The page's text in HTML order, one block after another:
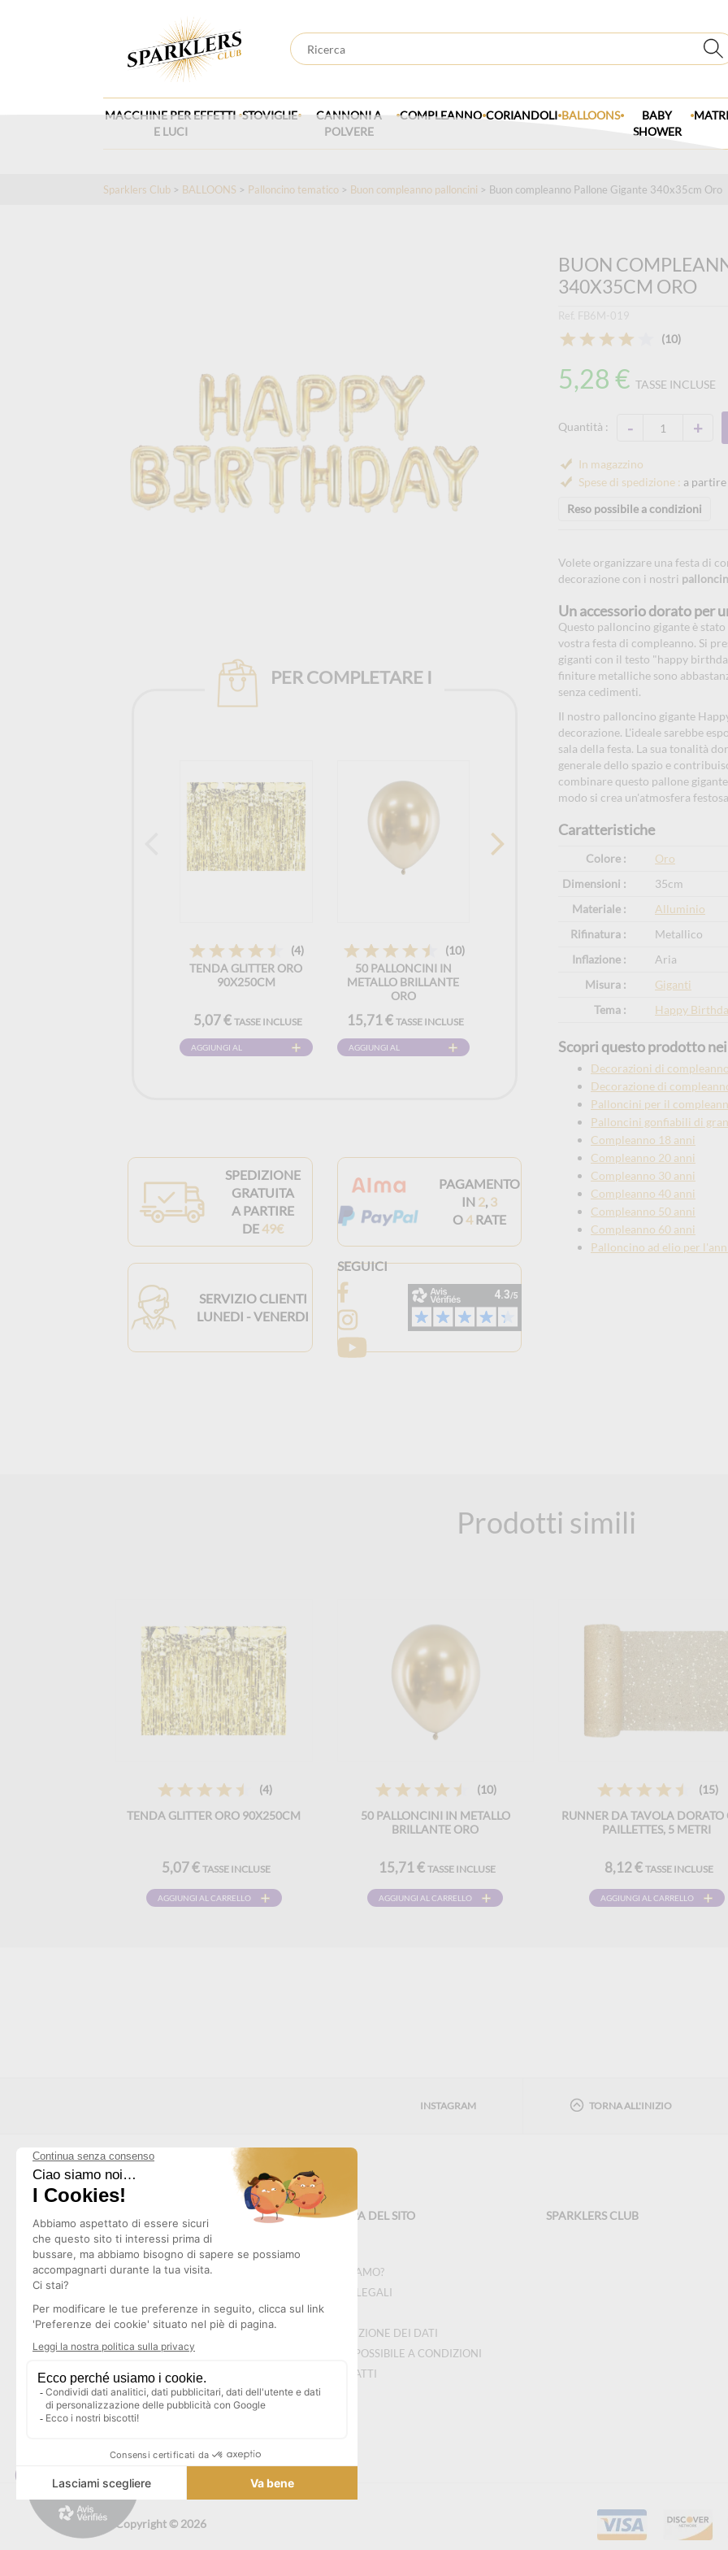
MACCHINE PER EFFETTI
E LUCI
.STOVIGLIE.
CANNONI A
POLVERE
.COMPLEANNO.CORIANDOLI.BALLOONS.
BABY
SHOWER
.
Sparklers Club > BALLOONS > Palloncino tematico > Buon compleanno palloncini > Buon compleanno Pallone Gigante 340x35cm Oro
PER COMPLETARE I
(4)
TENDA GLITTER ORO
90X250CM
5,07 €TASSE INCLUSE
AGGIUNGI AL
(10)
50 PALLONCINI IN
METALLO BRILLANTE
ORO
15,71 € TASSE INCLUSE
AGGIUNGI AL
SPEDIZIONE
GRATUITA
A PARTIRE
DE49€
PAGAMENTO
IN 2, 3
O4RATE
SERVIZIO CLIENTI
LUNEDI - VENERDI
SEGUICI
BUON
340X35CM ORO
Ref. FB6M-019
(10)
5,28 € TASSE INCLUSE
Quantità : - +
In magazzino
Spese di spedizione : a partire
Reso possibile a condizioni
Volete organizzare una festa di
decorazione con i nostri
Un accessorio dorato per
Questo palloncino gigante è
vostra festa di compleanno. Si
giganti con il testo "happy
finiture metalliche sono
senza cedimenti.
Il nostro palloncino gigante
decorazione. L'ideale sarebbe
sala della festa. La sua tonalità
generale dello spazio e
combinare questo pallone
modo si crea un'atmosfera
Caratteristiche
Colore :
Oro
Dimensioni :
35cm
Materiale :
Alluminio
Rifinatura :
Metallico
Inflazione :
Aria
Misura :
Giganti
Tema :
Happy
Scopri questo prodotto
Decorazioni di
Decorazione di
Palloncini per il
Palloncini gonfiabili di
Compleanno 18 anni
Compleanno 20 anni
Compleanno 30 anni
Compleanno 40 anni
Compleanno 50 anni
Compleanno 60 anni
Palloncino ad elio per
Prodotti simili
(4)
TENDA GLITTER ORO 90X250CM
5,07 € TASSE INCLUSE
AGGIUNGI AL CARRELLO
(10)
50 PALLONCINI IN METALLO
BRILLANTE ORO
15,71 €TASSE INCLUSE
AGGIUNGI AL CARRELLO
(15)
RUNNER DA TAVOLA DORATO
PAILLETTES, 5 METRI
8,12 € TASSE INCLUSE
AGGIUNGI AL CARRELLO
INSTAGRAM TORNA ALL'INIZIO
Realizzazione :Pep's Multimedia
MAPPA DEL SITO
CHI SIAMO?
NOTE LEGALI
PROTEZIONE DEI DATI
RESO POSSIBILE A CONDIZIONI
CONTATTI
SPARKLERS CLUB
Copyright © 2026